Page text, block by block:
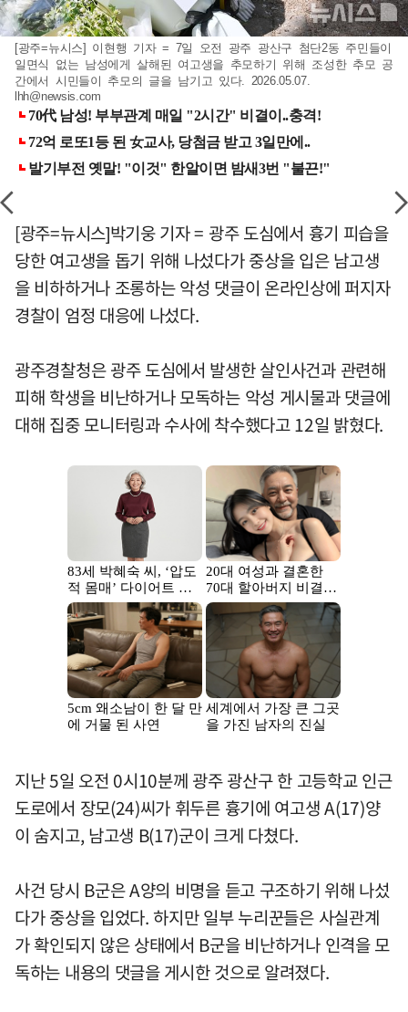
[광주=뉴시스] 이현행 기자 = 7일 오전 광주 광산구 첨단2동 주민들이
일면식 없는 남성에게 살해된 여고생을 추모하기 위해 조성한 추모 공
간에서 시민들이 추모의 글을 남기고 있다. 2026.05.07.
lhh@newsis.com
[광주=뉴시스]박기웅 기자 = 광주 도심에서 흉기 피습을
당한 여고생을 돕기 위해 나섰다가 중상을 입은 남고생
을 비하하거나 조롱하는 악성 댓글이 온라인상에 퍼지자
경찰이 엄정 대응에 나섰다.
광주경찰청은 광주 도심에서 발생한 살인사건과 관련해
피해 학생을 비난하거나 모독하는 악성 게시물과 댓글에
대해 집중 모니터링과 수사에 착수했다고 12일 밝혔다.
지난 5일 오전 0시10분께 광주 광산구 한 고등학교 인근
도로에서 장모(24)씨가 휘두른 흉기에 여고생 A(17)양
이 숨지고, 남고생 B(17)군이 크게 다쳤다.
사건 당시 B군은 A양의 비명을 듣고 구조하기 위해 나섰
다가 중상을 입었다. 하지만 일부 누리꾼들은 사실관계
가 확인되지 않은 상태에서 B군을 비난하거나 인격을 모
독하는 내용의 댓글을 게시한 것으로 알려졌다.